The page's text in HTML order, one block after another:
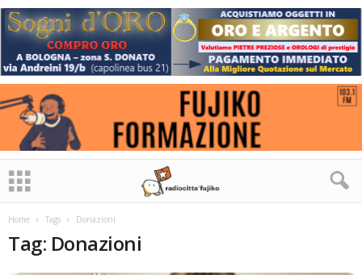
Home Tags Donazioni
Tag: Donazioni